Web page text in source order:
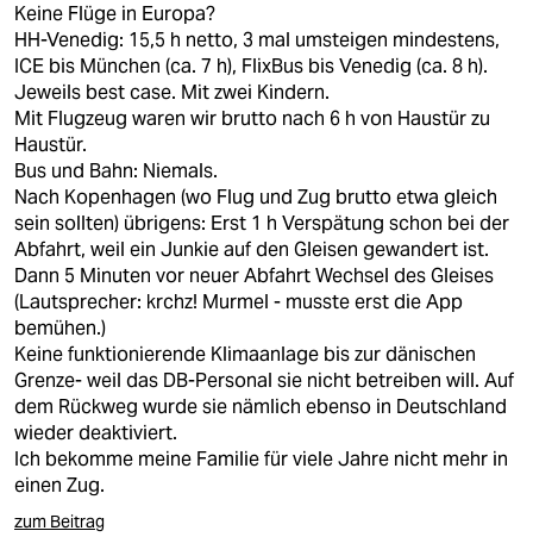
Keine Flüge in Europa?
HH-Venedig: 15,5 h netto, 3 mal umsteigen mindestens,
ICE bis München (ca. 7 h), FlixBus bis Venedig (ca. 8 h).
Jeweils best case. Mit zwei Kindern.
Mit Flugzeug waren wir brutto nach 6 h von Haustür zu
Haustür.
Bus und Bahn: Niemals.
Nach Kopenhagen (wo Flug und Zug brutto etwa gleich
sein sollten) übrigens: Erst 1 h Verspätung schon bei der
Abfahrt, weil ein Junkie auf den Gleisen gewandert ist.
Dann 5 Minuten vor neuer Abfahrt Wechsel des Gleises
(Lautsprecher: krchz! Murmel - musste erst die App
bemühen.)
Keine funktionierende Klimaanlage bis zur dänischen
Grenze- weil das DB-Personal sie nicht betreiben will. Auf
dem Rückweg wurde sie nämlich ebenso in Deutschland
wieder deaktiviert.
Ich bekomme meine Familie für viele Jahre nicht mehr in
einen Zug.
zum Beitrag